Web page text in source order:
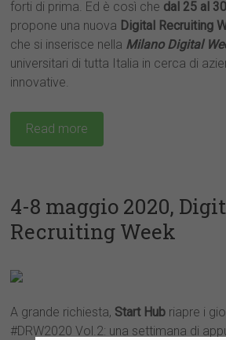
forti di prima. Ed è così che dal 25 al
propone una nuova Digital Recruiting
che si inserisce nella Milano Digital
universitari di tutta Italia in cerca di
innovative.
Read more
4-8 maggio 2020,
Recruiting Week
A grande richiesta, Start Hub riapre i
#DRW2020 Vol.2: una settimana di